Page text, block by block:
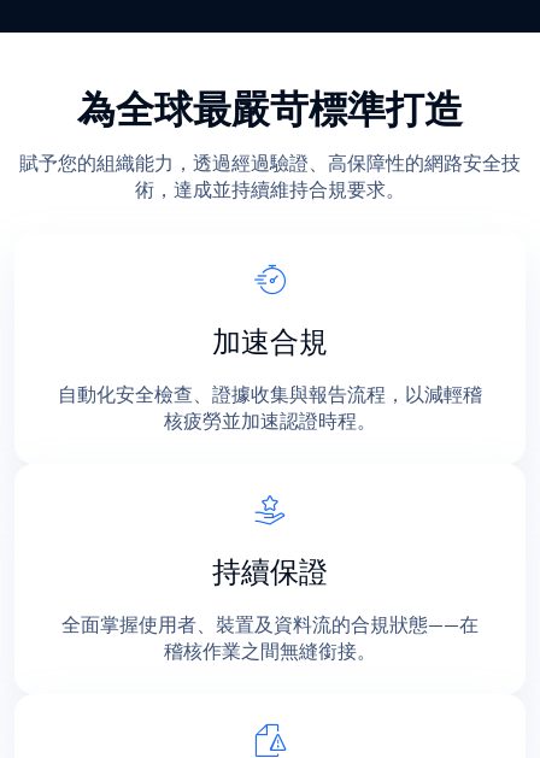
為全球最嚴苛標準打造
賦予您的組織能力，透過經過驗證、高保障性的網路安全技
術，達成並持續維持合規要求。
加速合規
自動化安全檢查、證據收集與報告流程，以減輕稽
核疲勞並加速認證時程。
持續保證
全面掌握使用者、裝置及資料流的合規狀態——在
稽核作業之間無縫銜接。